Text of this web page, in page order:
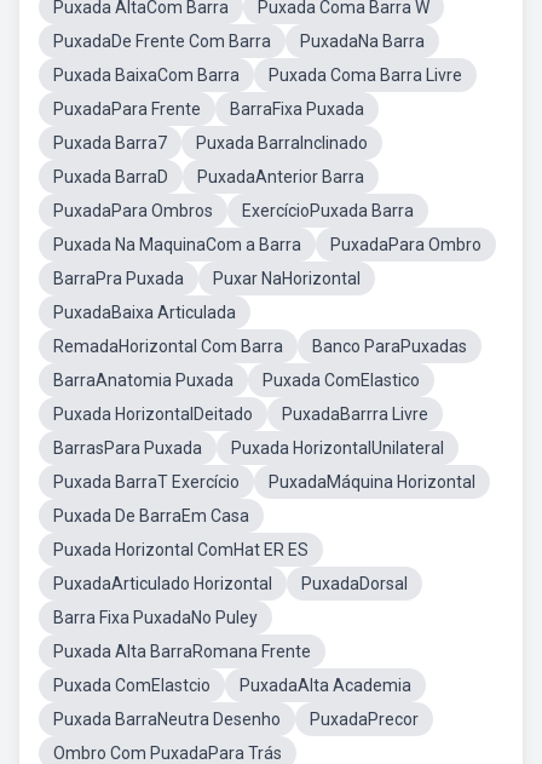
Puxada AltaCom Barra
Puxada Coma Barra W
PuxadaDe Frente Com Barra
PuxadaNa Barra
Puxada BaixaCom Barra
Puxada Coma Barra Livre
PuxadaPara Frente
BarraFixa Puxada
Puxada Barra7
Puxada BarraInclinado
Puxada BarraD
PuxadaAnterior Barra
PuxadaPara Ombros
ExercícioPuxada Barra
Puxada Na MaquinaCom a Barra
PuxadaPara Ombro
BarraPra Puxada
Puxar NaHorizontal
PuxadaBaixa Articulada
RemadaHorizontal Com Barra
Banco ParaPuxadas
BarraAnatomia Puxada
Puxada ComElastico
Puxada HorizontalDeitado
PuxadaBarrra Livre
BarrasPara Puxada
Puxada HorizontalUnilateral
Puxada BarraT Exercício
PuxadaMáquina Horizontal
Puxada De BarraEm Casa
Puxada Horizontal ComHat ER ES
PuxadaArticulado Horizontal
PuxadaDorsal
Barra Fixa PuxadaNo Puley
Puxada Alta BarraRomana Frente
Puxada ComElastcio
PuxadaAlta Academia
Puxada BarraNeutra Desenho
PuxadaPrecor
Ombro Com PuxadaPara Trás